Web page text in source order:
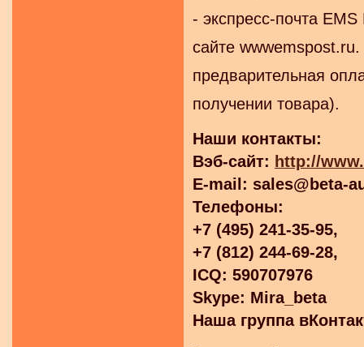
- экспресс-почта
сайте
предварительная
получении товара).
Наши контакты:
Вэб-сайт: http://
E-mail: sales@beta-
Телефоны:
+7 (495) 241-35-95,
+7 (812) 244-69-28,
ICQ: 590707976
Skype: Mira_beta
Наша группа